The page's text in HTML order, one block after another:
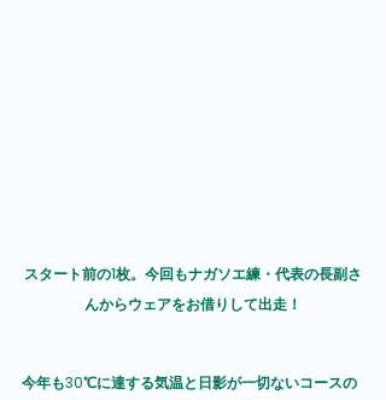
スタート前の1枚。今回もナガソエ練・代表の長副さ
んからウェアをお借りして出走！
今年も30℃に達する気温と日影が一切ないコースの